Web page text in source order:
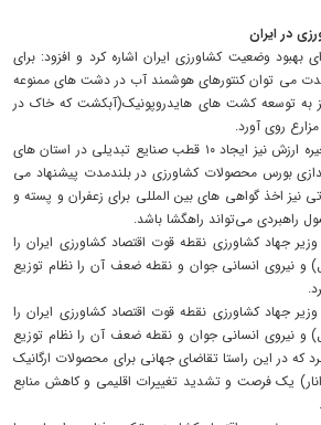
در ایران
بهبود وضعیت کشاورزی ایران اشاره کرد و افزود: برای
مدت می توان کنتورهای هوشمند آب در دشت های ممنوعه
به توسعه کشت های هایدروپونیک(آبکشت که خاک در
وی ادامه داد: برای توسعه زنجیره ارزش نیز ایجاد ۱۰ قطب صنایع تبدیلی در استان های
بورس محصولات کشاورزی در بلندمدت پیشنهاد می
نیز اخذ گواهی های بین المللی برای زعفران و پسته و
راهبردی می‌تواند راهگشا باشد.
جهاد کشاورزی نقطه قوت اقتصاد کشاورزی ایران را
و نیروی انسانی جوان و نقطه ضعف آن را نظام توزیع
جهاد کشاورزی نقطه قوت اقتصاد کشاورزی ایران را
و نیروی انسانی جوان و نقطه ضعف آن را نظام توزیع
که در این راستا تقاضای جهانی برای محصولات ارگانیک
انار) یک فرصت و تشدید تغییرات اقلیمی و کاهش منابع